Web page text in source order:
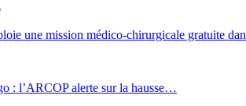
une mission médico-chirurgicale gratuite
: l’ARCOP alerte sur la hausse…